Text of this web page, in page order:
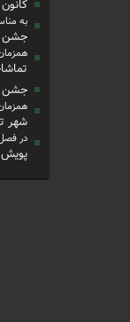
به
جشن
جشن
شهر
در فصل
پویش«۴ کتاب ۴ فصل» برای خانواده‌ها در